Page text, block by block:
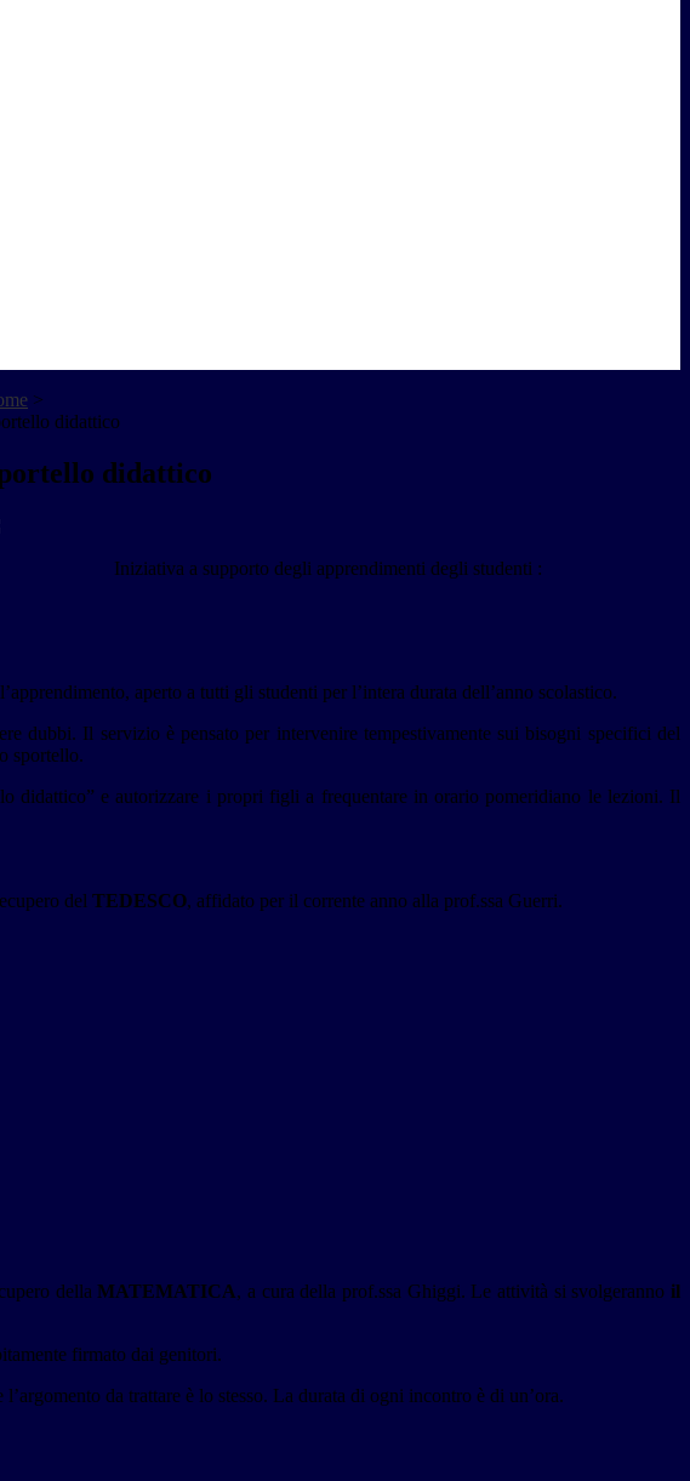
>
didattico
didattico
Iniziativa a supporto degli apprendimenti degli studenti :
aperto a tutti gli studenti per l’intera durata dell’anno scolastico.
dubbi. Il servizio è pensato per intervenire tempestivamente sui bisogni specifici del
sportello.
didattico” e autorizzare i propri figli a frequentare in orario pomeridiano le lezioni. Il
del TEDESCO, affidato per il corrente anno alla prof.ssa Guerri.
dellaMATEMATICA, a cura della prof.ssa Ghiggi. Le attività si svolgeranno il
firmato dai genitori.
da trattare è lo stesso. La durata di ogni incontro è di un’ora.